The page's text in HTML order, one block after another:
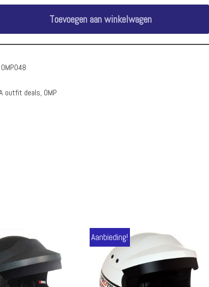
Toevoegen aan winkelwagen
OMP048
outfit deals, OMP
Aanbieding!